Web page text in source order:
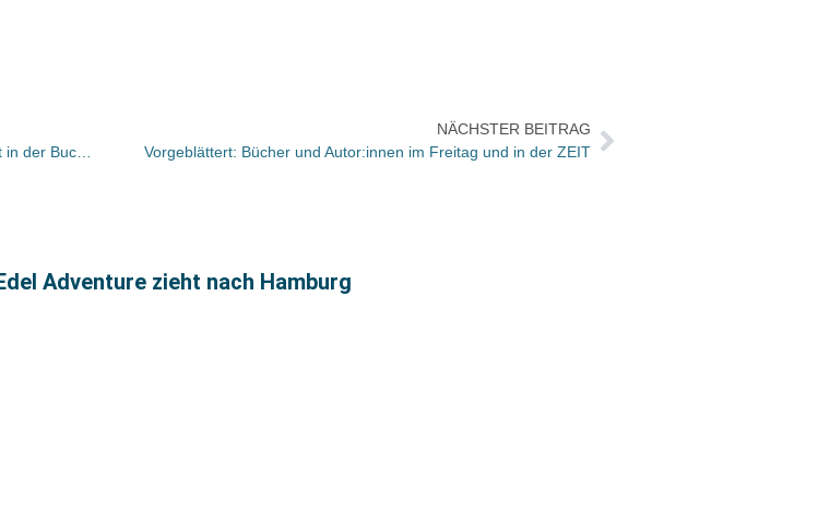
Leseförderung: Das Podcast-Projekt Bücheralarm zu Gast in der Buchhandlung am Rathaus in Burglengenfeld
NÄCHSTER BEITRAG
Vorgeblättert: Bücher und Autor:innen im Freitag und in der ZEIT
Adventure zieht nach Hamburg